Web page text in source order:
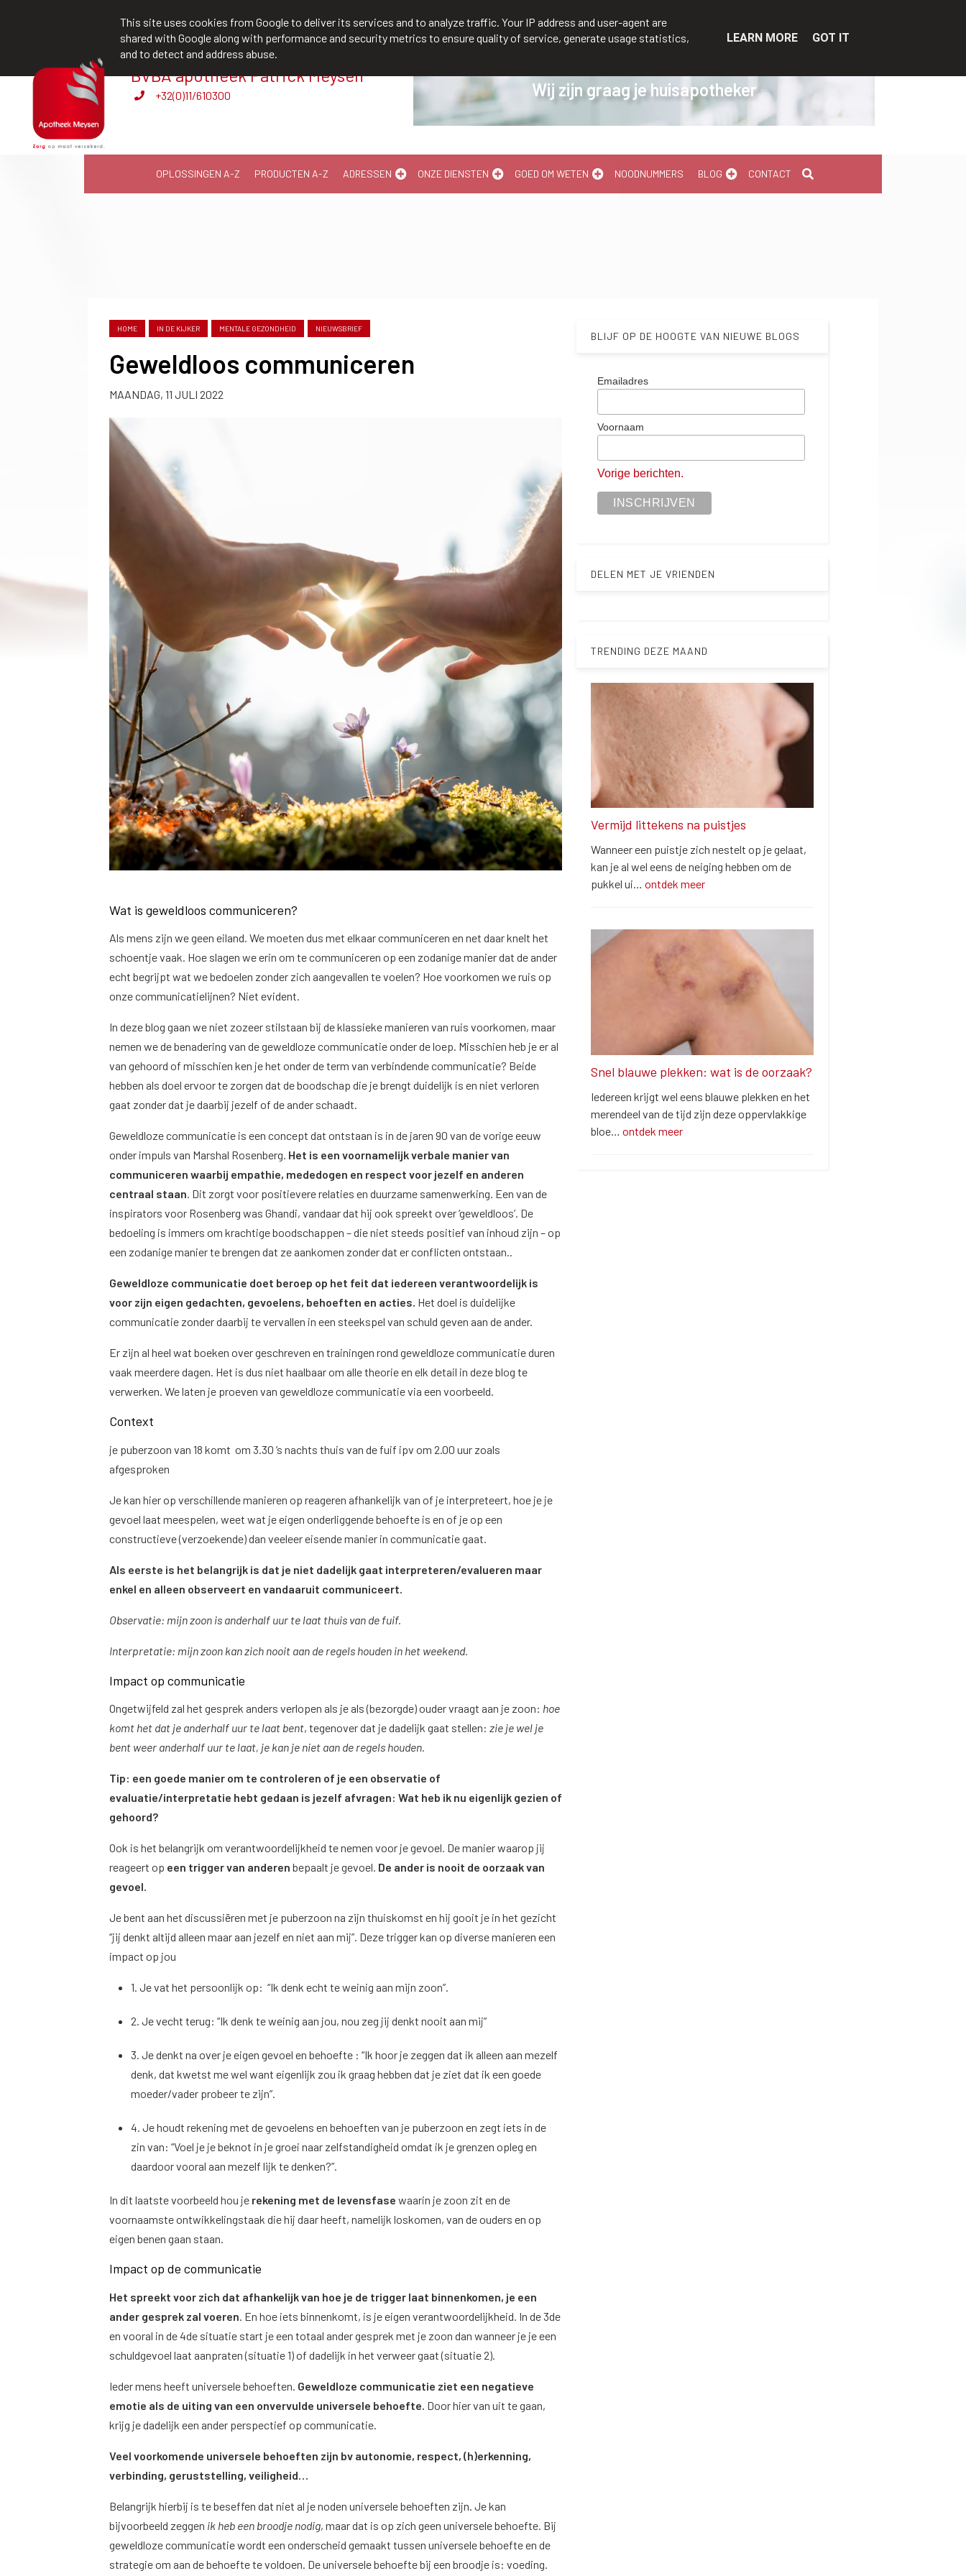
team@apotheekmeysen.be +32(0)11/610300
BVBA apotheek Patrick Meysen
+32(0)11/610300
actueel medicatieschema kan je leven redden! Wij zijn graag je huisapotheker
OPLOSSINGEN A-Z PRODUCTEN A-Z ADRESSEN ONZE DIENSTEN GOED OM WETEN NOODNUMMERS BLOG CONTACT
HOME IN DE KIJKER MENTALE GEZONDHEID NIEUWSBRIEF
Geweldloos communiceren
MAANDAG, 11 JULI 2022
Wat is geweldloos communiceren?
Als mens zijn we geen eiland. We moeten dus met elkaar communiceren en net daar knelt het
schoentje vaak. Hoe slagen we erin om te communiceren op een zodanige manier dat de ander
echt begrijpt wat we bedoelen zonder zich aangevallen te voelen? Hoe voorkomen we ruis op
onze communicatielijnen? Niet evident.
In deze blog gaan we niet zozeer stilstaan bij de klassieke manieren van ruis voorkomen, maar
nemen we de benadering van de geweldloze communicatie onder de loep. Misschien heb je er al
van gehoord of misschien ken je het onder de term van verbindende communicatie? Beide
hebben als doel ervoor te zorgen dat de boodschap die je brengt duidelijk is en niet verloren
gaat zonder dat je daarbij jezelf of de ander schaadt.
Geweldloze communicatie is een concept dat ontstaan is in de jaren 90 van de vorige eeuw
onder impuls van Marshal Rosenberg. Het is een voornamelijk verbale manier van
communiceren waarbij empathie, mededogen en respect voor jezelf en anderen
centraal staan. Dit zorgt voor positievere relaties en duurzame samenwerking. Een van de
inspirators voor Rosenberg was Ghandi, vandaar dat hij ook spreekt over ‘geweldloos’. De
bedoeling is immers om krachtige boodschappen – die niet steeds positief van inhoud zijn – op
een zodanige manier te brengen dat ze aankomen zonder dat er conflicten ontstaan..
Geweldloze communicatie doet beroep op het feit dat iedereen verantwoordelijk is
voor zijn eigen gedachten, gevoelens, behoeften en acties. Het doel is duidelijke
communicatie zonder daarbij te vervallen in een steekspel van schuld geven aan de ander.
Er zijn al heel wat boeken over geschreven en trainingen rond geweldloze communicatie duren
vaak meerdere dagen. Het is dus niet haalbaar om alle theorie en elk detail in deze blog te
verwerken. We laten je proeven van geweldloze communicatie via een voorbeeld.
Context
je puberzoon van 18 komt om 3.30 ’s nachts thuis van de fuif ipv om 2.00 uur zoals
afgesproken
Je kan hier op verschillende manieren op reageren afhankelijk van of je interpreteert, hoe je je
gevoel laat meespelen, weet wat je eigen onderliggende behoefte is en of je op een
constructieve (verzoekende) dan veeleer eisende manier in communicatie gaat.
Als eerste is het belangrijk is dat je niet dadelijk gaat interpreteren/evalueren maar
enkel en alleen observeert en vandaaruit communiceert.
Observatie: mijn zoon is anderhalf uur te laat thuis van de fuif.
Interpretatie: mijn zoon kan zich nooit aan de regels houden in het weekend.
Impact op communicatie
Ongetwijfeld zal het gesprek anders verlopen als je als (bezorgde) ouder vraagt aan je zoon: hoe
komt het dat je anderhalf uur te laat bent, tegenover dat je dadelijk gaat stellen: zie je wel je
bent weer anderhalf uur te laat, je kan je niet aan de regels houden.
Tip: een goede manier om te controleren of je een observatie of
evaluatie/interpretatie hebt gedaan is jezelf afvragen: Wat heb ik nu eigenlijk gezien of
gehoord?
Ook is het belangrijk om verantwoordelijkheid te nemen voor je gevoel. De manier waarop jij
reageert op een trigger van anderen bepaalt je gevoel. De ander is nooit de oorzaak van
gevoel.
Je bent aan het discussiëren met je puberzoon na zijn thuiskomst en hij gooit je in het gezicht
“jij denkt altijd alleen maar aan jezelf en niet aan mij”. Deze trigger kan op diverse manieren een
impact op jou
1. Je vat het persoonlijk op: “Ik denk echt te weinig aan mijn zoon”.
2. Je vecht terug: “Ik denk te weinig aan jou, nou zeg jij denkt nooit aan mij”
3. Je denkt na over je eigen gevoel en behoefte : “Ik hoor je zeggen dat ik alleen aan mezelf
denk, dat kwetst me wel want eigenlijk zou ik graag hebben dat je ziet dat ik een goede
moeder/vader probeer te zijn”.
4. Je houdt rekening met de gevoelens en behoeften van je puberzoon en zegt iets in de
zin van: “Voel je je beknot in je groei naar zelfstandigheid omdat ik je grenzen opleg en
daardoor vooral aan mezelf lijk te denken?”.
In dit laatste voorbeeld hou je rekening met de levensfase waarin je zoon zit en de
voornaamste ontwikkelingstaak die hij daar heeft, namelijk loskomen, van de ouders en op
eigen benen gaan staan.
Impact op de communicatie
Het spreekt voor zich dat afhankelijk van hoe je de trigger laat binnenkomen, je een
ander gesprek zal voeren . En hoe iets binnenkomt, is je eigen verantwoordelijkheid. In de 3de
en vooral in de 4de situatie start je een totaal ander gesprek met je zoon dan wanneer je je een
schuldgevoel laat aanpraten (situatie 1) of dadelijk in het verweer gaat (situatie 2).
Ieder mens heeft universele behoeften. Geweldloze communicatie ziet een negatieve
emotie als de uiting van een onvervulde universele behoefte. Door hier van uit te gaan,
krijg je dadelijk een ander perspectief op communicatie.
Veel voorkomende universele behoeften zijn bv autonomie, respect, (h)erkenning,
verbinding, geruststelling, veiligheid…
Belangrijk hierbij is te beseffen dat niet al je noden universele behoeften zijn. Je kan
bijvoorbeeld zeggen ik heb een broodje nodig, maar dat is op zich geen universele behoefte. Bij
geweldloze communicatie wordt een onderscheid gemaakt tussen universele behoefte en de
strategie om aan de behoefte te voldoen. De universele behoefte bij een broodje is: voeding.
BLIJF OP DE HOOGTE VAN NIEUWE BLOGS
Emailadres
Voornaam
Vorige berichten.
DELEN MET JE VRIENDEN
TRENDING DEZE MAAND
Vermijd littekens na puistjes
Wanneer een puistje zich nestelt op je gelaat,
kan je al wel eens de neiging hebben om de
pukkel ui… ontdek meer
Snel blauwe plekken: wat is de oorzaak?
Iedereen krijgt wel eens blauwe plekken en het
merendeel van de tijd zijn deze oppervlakkige
bloe… ontdek meer
This site uses cookies from Google to deliver its services and to analyze traffic. Your IP address and user-agent are
shared with Google along with performance and security metrics to ensure quality of service, generate usage statistics,
and to detect and address abuse.
LEARN MORE GOT IT